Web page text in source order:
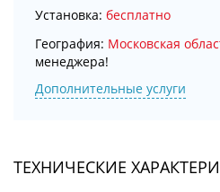
Установка: бесплатно
География: Московская
менеджера!
Дополнительные услуги
ТЕХНИЧЕСКИЕ